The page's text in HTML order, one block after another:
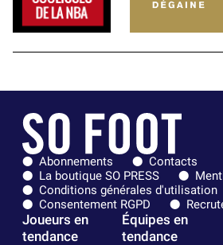
Abonnements
Contacts
La boutique SO PRESS
Conditions générales d'utilisation
Consentement RGPD
Joueurs en
tendance
Équipes en
tendance